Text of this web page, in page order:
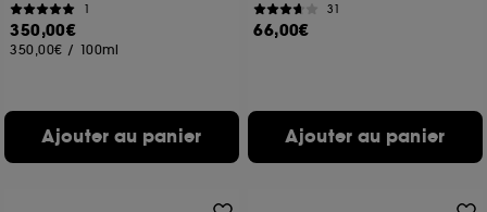
1
350,00€
350,00€ / 100ml
Ajouter au panier
31
66,00€
Ajouter au panier